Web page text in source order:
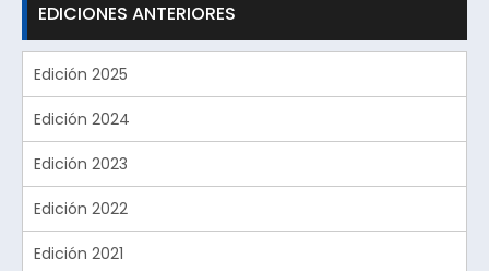
EDICIONES ANTERIORES
Edición 2025
Edición 2024
Edición 2023
Edición 2022
Edición 2021